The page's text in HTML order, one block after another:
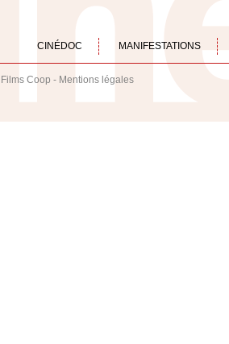
CINÉDOC MANIFESTATIONS
Coop - Mentions légales